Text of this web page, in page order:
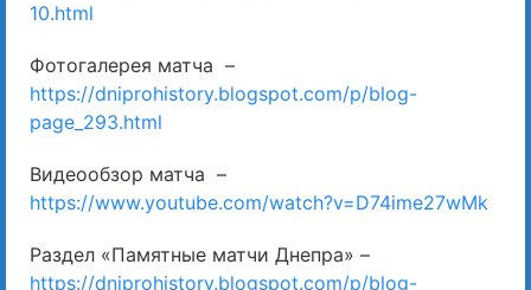
10.html
Фотогалерея матча –
https://dniprohistory.blogspot.com/p/blog-
page_293.html
Видеообзор матча –
https://www.youtube.com/watch?v=D74ime27wMk
Раздел «Памятные матчи Днепра» –
https://dniprohistory.blogspot.com/p/blog-